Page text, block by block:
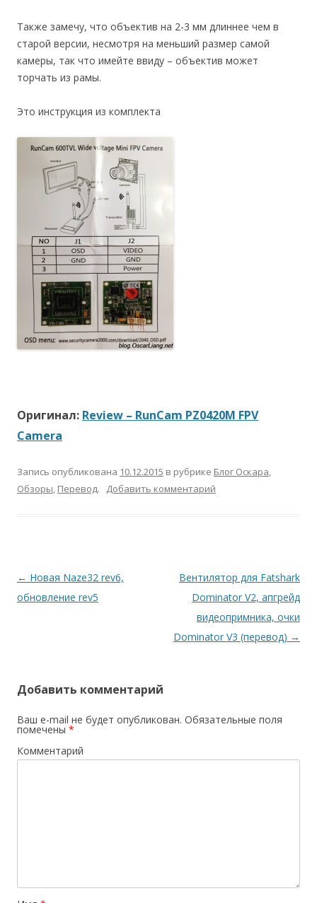
Также замечу, что объектив на 2-3 мм длиннее чем в
старой версии, несмотря на меньший размер самой
камеры, так что имейте ввиду – объектив может
торчать из рамы.
Это инструкция из комплекта
Оригинал: Review – RunCam PZ0420M FPV
Camera
Запись опубликована 10.12.2015 в рубрике Блог Оскара,
Обзоры, Перевод. Добавить комментарий
Навигация
по
← Новая Naze32 rev6,
обновление rev5
Вентилятор для Fatshark
Dominator V2, апгрейд
видеопримника, очки
Dominator V3 (перевод) →
Добавить комментарий
Ваш e-mail не будет опубликован. Обязательные поля
помечены *
Комментарий